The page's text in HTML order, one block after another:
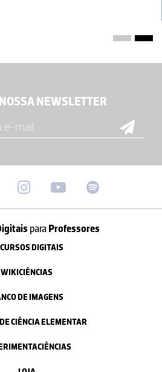
NEWSLETTER
paraProfessores
DIGITAIS
WIKICIÊNCIAS
DE IMAGENS
CIÊNCIA ELEMENTAR